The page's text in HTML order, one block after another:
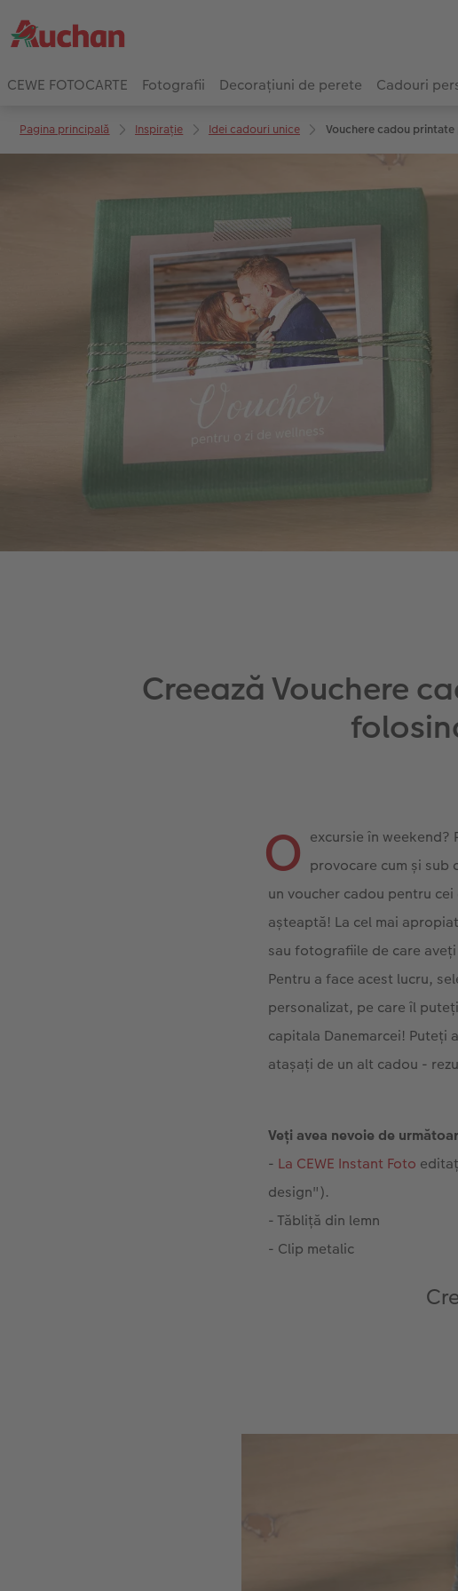
CEWE FOTOCARTE Fotografii Decorațiuni de perete Cadouri
Pagina principală Inspirație Idei cadouri unice Vouchere cadou
Creează Vouchere
O excursie în weekend?
provocare cum și
un voucher cadou pentru
așteaptă! La cel mai apropiat
sau fotografiile de care
Pentru a face acest lucru,
personalizat, pe care îl
capitala Danemarcei!
atașați de un alt cadou -
Veți avea nevoie de
- La CEWE Instant Foto
design").
- Tăbliță din lemn
- Clip metalic